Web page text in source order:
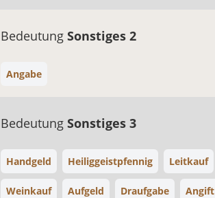
Bedeutung Sonstiges 2
Angabe
Bedeutung Sonstiges 3
Handgeld Heiliggeistpfennig Leitkauf
Weinkauf Aufgeld Draufgabe Angift